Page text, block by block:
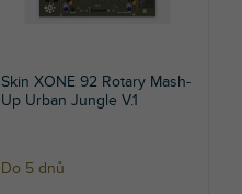
Skin XONE 92 Rotary Mash-
Up Urban Jungle V.1
Do 5 dnů